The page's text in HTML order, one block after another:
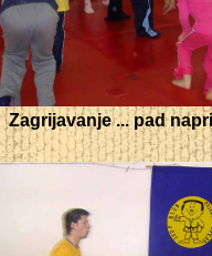
Zagrijavanje ... pad